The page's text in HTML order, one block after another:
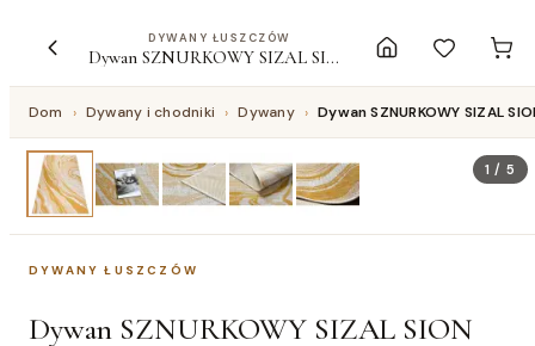
DYWANY ŁUSZCZÓW
Dywan SZNURKOWY SIZAL SION Marmur 22169 płaskie tkanie ecru / żółty /
Dom › Dywany i chodniki › Dywany › Dywan SZNURKOWY SIZAL
1 /5
DYWANY ŁUSZCZÓW
Dywan SZNURKOWY SIZAL SION